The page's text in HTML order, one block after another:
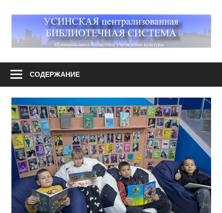
содержимому
централизованная
система
СОДЕРЖАНИЕ